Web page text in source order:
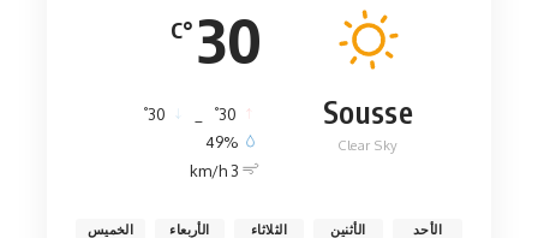
30
°C
Sousse
Clear Sky
30
°
30
°
49%
3 km/h
الأحد الأثنين الثلاثاء الأربعاء الخميس